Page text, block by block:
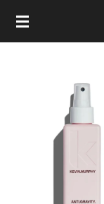
Ga
direct